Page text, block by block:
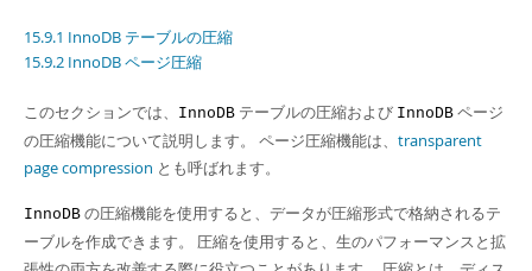
Downloads
Developer Zone
15.9.1 InnoDB テーブルの圧縮
15.9.2 InnoDB ページ圧縮
このセクションでは、 InnoDB テーブルの圧縮および InnoDB ページ
の圧縮機能について説明します。 ページ圧縮機能は、 transparent
page compression とも呼ばれます。
InnoDB の圧縮機能を使用すると、データが圧縮形式で格納されるテ
ーブルを作成できます。 圧縮を使用すると、生のパフォーマンスと拡